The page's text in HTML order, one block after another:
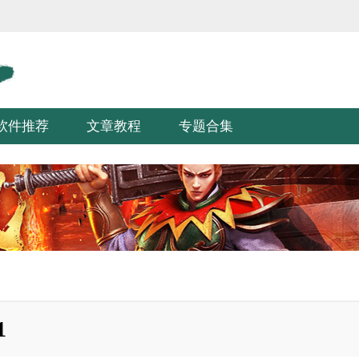
件推荐 文章教程 专题合集